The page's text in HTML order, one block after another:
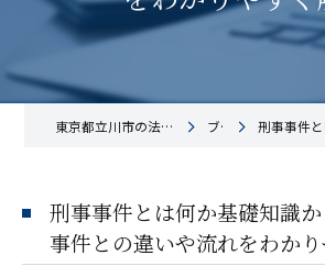
東京都立川市の法律事務所ならTifa法律事務所 ブログ 刑事事件とは何か基礎知
刑事事件とは何か基礎知識
事件との違いや流れをわか